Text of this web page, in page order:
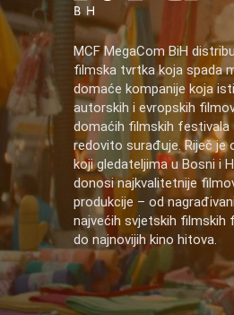
MCF MegaCom BiH
filmska tvrtka koja spada
domaće kompanije koja
autorskih i evropskih
domaćih filmskih festivala
redovito surađuje. Riječ je
koji gledateljima u Bosni i
donosi najkvalitetnije
produkcije – od
najvećih svjetskih filmskih
do najnovijih kino hitova.